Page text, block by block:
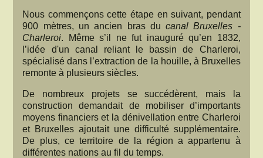
Nous commençons cette étape en suivant, pendant
900 mètres, un ancien bras ducanal Bruxelles -
Charleroi. Même s’il ne fut inauguré qu’en 1832,
l’idée d'un canal reliant le bassin de Charleroi,
spécialisé dans l’extraction de la houille, à Bruxelles
remonte à plusieurs siècles.
De nombreux projets se succédèrent, mais la
construction demandait de mobiliser d’importants
moyens financiers et la dénivellation entre Charleroi
et Bruxelles ajoutait une difficulté supplémentaire.
De plus, ce territoire de la région a appartenu à
différentes nations au fil du temps.